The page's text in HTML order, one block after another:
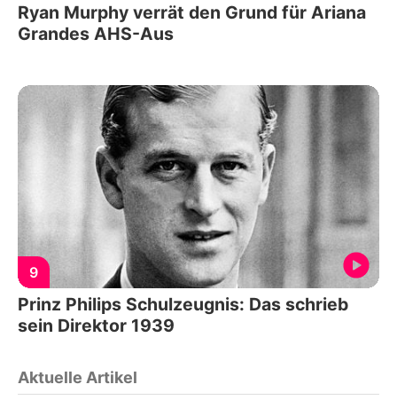
Ryan Murphy verrät den Grund für Ariana
Grandes AHS-Aus
9
Prinz Philips Schulzeugnis: Das schrieb
sein Direktor 1939
Aktuelle Artikel